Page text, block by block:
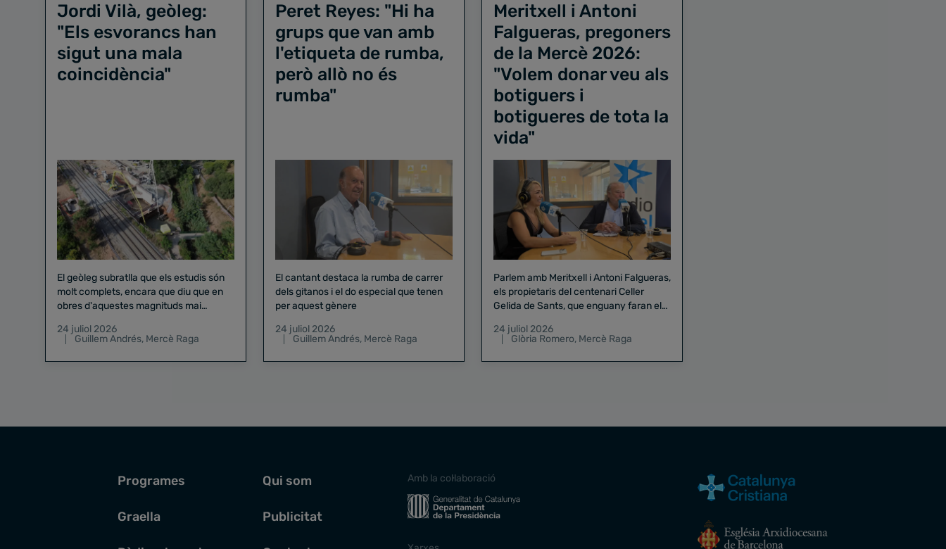
Jordi Vilà, geòleg:
"Els esvorancs han
sigut una mala
coincidència"
El geòleg subratlla que els estudis són
molt complets, encara que diu que en
obres d'aquestes magnituds mai
24 juliol 2026
Guillem Andrés, Mercè Raga
Peret Reyes: "Hi ha
grups que van amb
l'etiqueta de rumba,
però allò no és
rumba"
El cantant destaca la rumba de carrer
dels gitanos i el do especial que tenen
per aquest gènere
24 juliol 2026
Guillem Andrés, Mercè Raga
Meritxell i Antoni
Falgueras, pregoners
de la Mercè 2026:
"Volem donar veu als
botiguers i
botigueres de tota la
vida"
Parlem amb Meritxell i Antoni Falgueras,
els propietaris del centenari Celler
Gelida de Sants, que enguany faran el
24 juliol 2026
Glòria Romero, Mercè Raga
Programes
Graella
Qui som
Publicitat
Amb la col·laboració